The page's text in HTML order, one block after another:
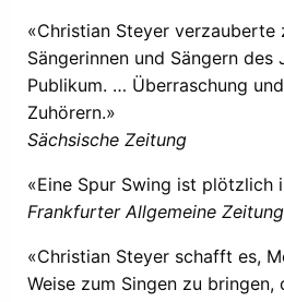
«Christian Steyer verzauberte
Sängerinnen und Sängern des
Publikum. … Überraschung
Zuhörern.»
Sächsische Zeitung
«Eine Spur Swing ist plötzlich
Frankfurter Allgemeine Zeitung
«Christian Steyer schafft es,
Weise zum Singen zu bringen,